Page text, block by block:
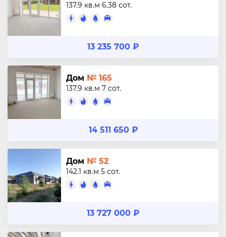
137.9 кв.м 6.38 сот.
13 235 700 ₽
Дом № 165
137.9 кв.м 7 сот.
14 511 650 ₽
Дом № 52
142.1 кв.м 5 сот.
13 727 000 ₽